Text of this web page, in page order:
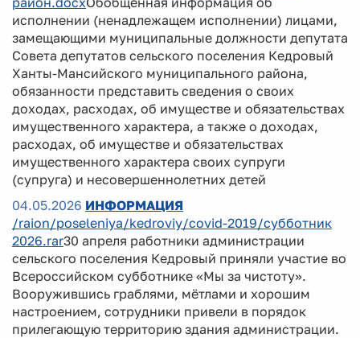
исполнении (ненадлежащем исполнении) лицами,
замещающими муниципальные должности депутата
Совета депутатов сельского поселения Кедровый
Ханты-Мансийского муниципального района,
обязанности представить сведения о своих
доходах, расходах, об имуществе и обязательствах
имущественного характера, а также о доходах,
расходах, об имуществе и обязательствах
имущественного характера своих супруги
(супруга) и несовершеннолетних детей
04.05.2026 ИНФОРМАЦИЯ
/raion/poseleniya/kedroviy/covid-2019/субботник
2026.rar30 апреля работники администрации
сельского поселения Кедровый приняли участие во
Всероссийском субботнике «Мы за чистоту».
Вооружившись граблями, мётлами и хорошим
настроением, сотрудники привели в порядок
прилегающую территорию здания администрации.